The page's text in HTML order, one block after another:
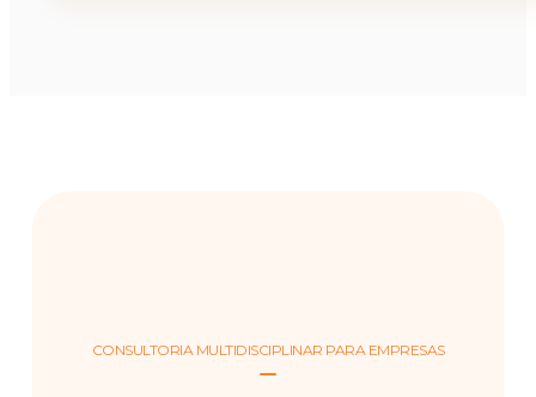
CONSULTORIA MULTIDISCIPLINAR PARA EMPRESAS